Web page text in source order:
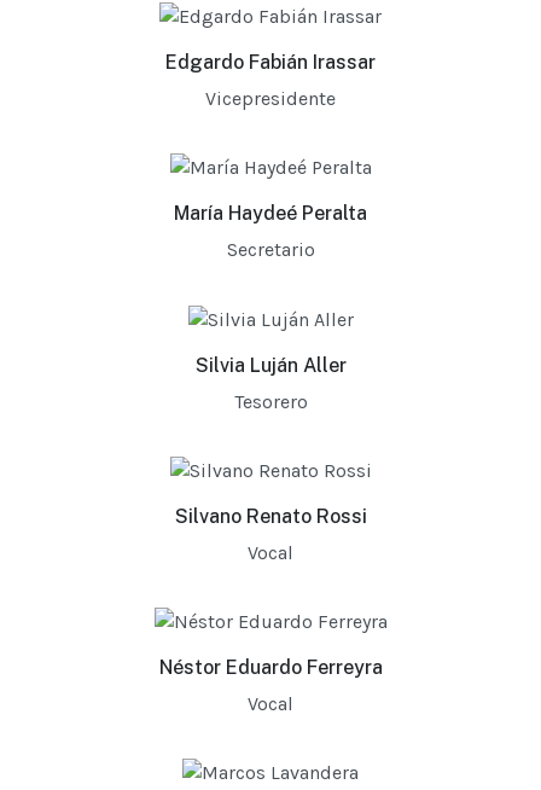
Edgardo Fabián Irassar
Vicepresidente
María Haydeé Peralta
Secretario
Silvia Luján Aller
Tesorero
Silvano Renato Rossi
Vocal
Néstor Eduardo Ferreyra
Vocal